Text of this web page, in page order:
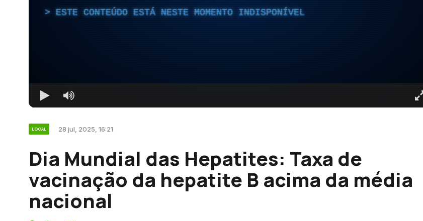
ESTE CONTEÚDO ESTÁ NESTE MOMENTO INDISPONÍVEL
LOCAL 28 jul, 2025, 16:21
Dia Mundial das Hepatites: Taxa de
vacinação da hepatite B acima da média
nacional